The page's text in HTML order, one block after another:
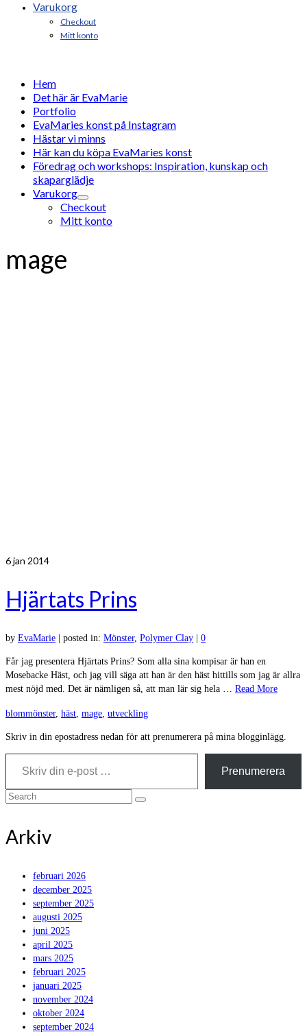
Varukorg
Checkout
Mitt konto
Hem
Det här är EvaMarie
Portfolio
EvaMaries konst på Instagram
Hästar vi minns
Här kan du köpa EvaMaries konst
Föredrag och workshops: Inspiration, kunskap och
skaparglädje
Varukorg
Checkout
Mitt konto
mage
6jan 2014
Hjärtats Prins
by EvaMarie posted in: Mönster, Polymer Clay 0
Får jag presentera Hjärtats Prins? Som alla sina kompisar är han en
Mosebacke Häst, och jag vill säga att han är den häst hittills som jag är allra
mest nöjd med. Det är nämligen så, att man lär sig hela … Read More
blommönster, häst, mage, utveckling
Skriv in din epostadress nedan för att prenumerera på mina blogginlägg.
Skriv din e-post …
Prenumerera
Search
Arkiv
februari 2026
december 2025
september 2025
augusti 2025
juni 2025
april 2025
mars 2025
februari 2025
januari 2025
november 2024
oktober 2024
september 2024